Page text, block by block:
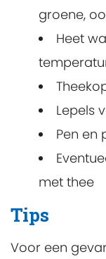
groene,
Heet
Lepels
Pen en
met thee
Tips
Voor een